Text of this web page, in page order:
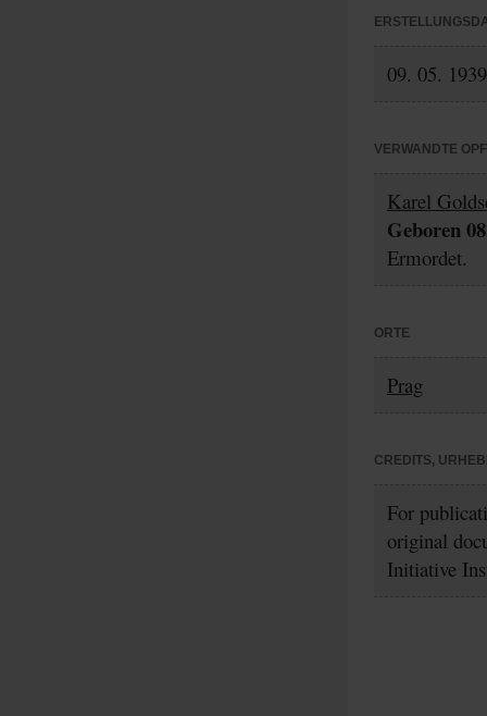
09. 05. 1939
VERWANDTE
Karel
Geboren
Ermordet.
ORTE
Prag
CREDITS,
For
original
Initiative